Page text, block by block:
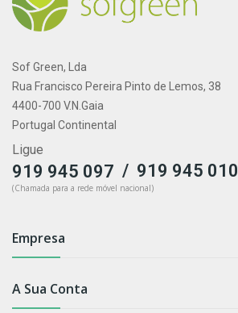
Sof Green, Lda
Rua Francisco Pereira Pinto de Lemos, 38
4400-700 V.N.Gaia
Portugal Continental
Ligue
919 945 097 / 919 945 010
(Chamada para a rede móvel nacional)
Empresa
A Sua Conta